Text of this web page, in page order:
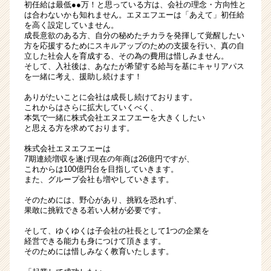
初任給は最低●●万！と思っている方は、会社の理念・方向性と
は合わないかも知れません。エヌエフエーは「あえて」初任給
を高く設定していません。
成長意欲のある方、自分の秘めたチカラを発揮して覚醒したい
方を応援するためにスキルアップのための支援を行い、真の自
立した社会人を育成する、その為の費用は惜しみません。
そして、入社後は、あなたが希望する給与を基にキャリアパス
を一緒に考え、援助し続けます！
ありがたいことに会社は成長し続けております。
これからはさらに拡大していくべく、
本気で一緒に株式会社エヌエフエーを大きくしたい
と思える方を求めております。
株式会社エヌエフエーは
7期連続増収を遂げ現在の年商は26億円ですが、
これからは100億円台を目指していきます。
また、グループ会社も増やしていきます。
そのためには、野心があり、挑戦を恐れず、
果敢に挑戦できる若い人材が必要です。
そして、ゆくゆくは子会社の社長として1つの企業を
経営できる能力も身につけて頂きます。
そのためには惜しみなく教育いたします。